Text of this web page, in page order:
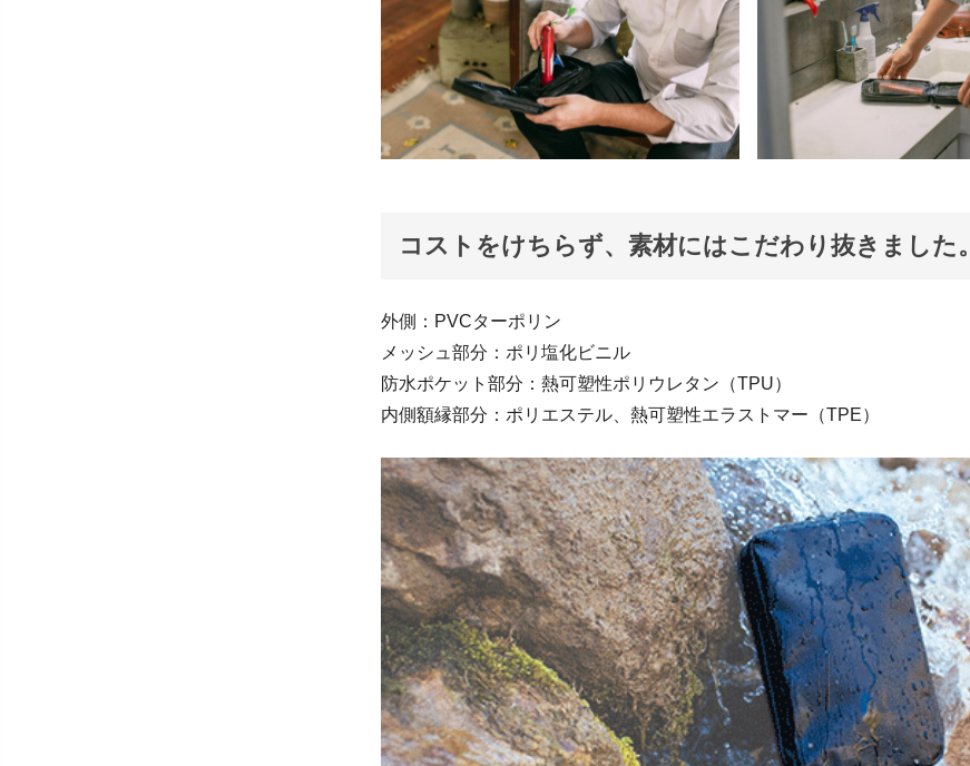
コストをけちらず、素材にはこだわり抜きました。
外側：PVCターポリン
メッシュ部分：ポリ塩化ビニル
防水ポケット部分：熱可塑性ポリウレタン（TPU）
内側額縁部分：ポリエステル、熱可塑性エラストマー（TPE）